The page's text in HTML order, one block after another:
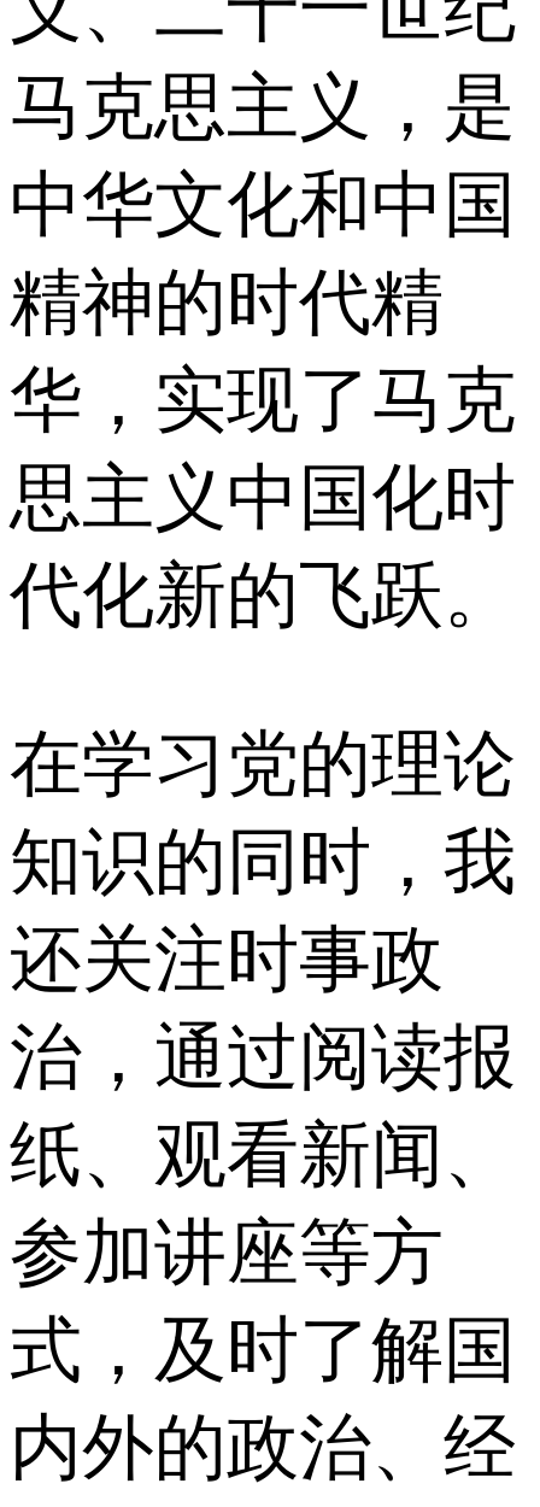
马克思主义，是
中华文化和中国
精神的时代精
华，实现了马克
思主义中国化时
代化新的飞跃。
在学习党的理论
知识的同时，我
还关注时事政
治，通过阅读报
纸、观看新闻、
参加讲座等方
式，及时了解国
内外的政治、经